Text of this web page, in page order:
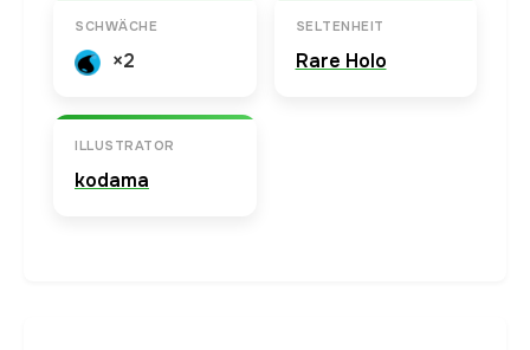
SCHWÄCHE
×2
SELTENHEIT
Rare Holo
ILLUSTRATOR
kodama